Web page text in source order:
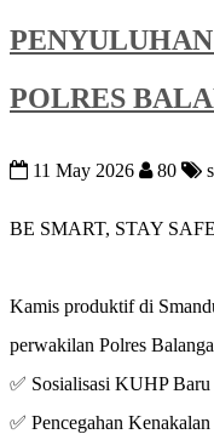
POLRES
11 May 2026 80
BE SMART, STAY
Kamis produktif di
perwakilan Polres
✅ Sosialisasi KUHP Baru
✅ Pencegahan Kenakalan